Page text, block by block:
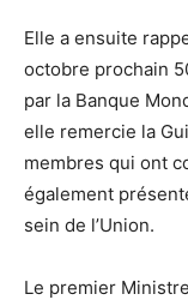
Elle a ensuite
octobre prochain
par la Banque
elle remercie la
membres qui ont
également
sein de l’Union.
Le premier